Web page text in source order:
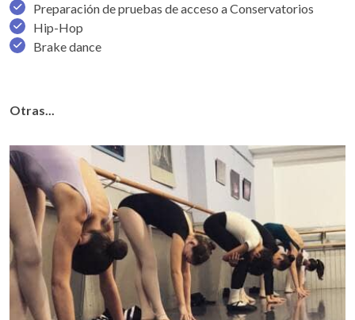
Preparación de pruebas de acceso a Conservatorios
Hip-Hop
Brake dance
Otras...